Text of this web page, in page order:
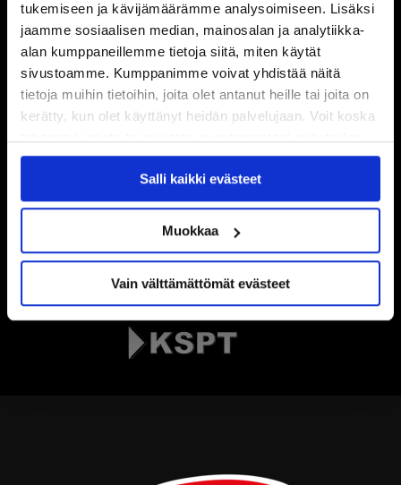
tukemiseen ja kävijämäärämme analysoimiseen. Lisäksi
jaamme sosiaalisen median, mainosalan ja analytiikka-
alan kumppaneillemme tietoja siitä, miten käytät
sivustoamme. Kumppanimme voivat yhdistää näitä
tietoja muihin tietoihin, joita olet antanut heille tai joita on
kerätty, kun olet käyttänyt heidän palvelujaan. Voit koska
käytöstäEvästeet-sivultamme.
Salli kaikki evästeet
Muokkaa
Vain välttämättömät evästeet